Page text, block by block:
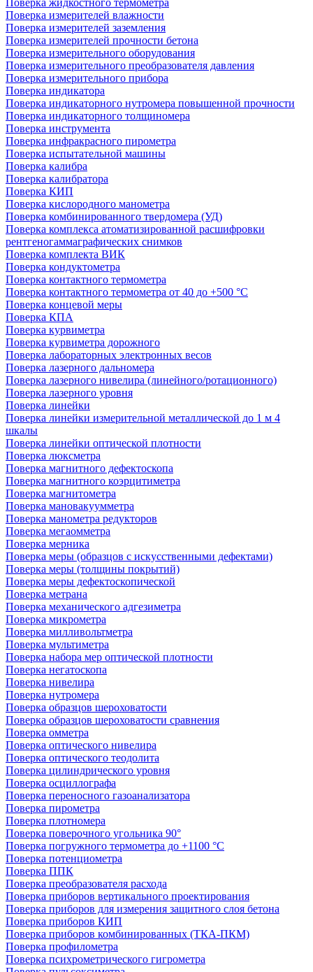
Поверка жидкостного термометра
Поверка измерителей влажности
Поверка измерителей заземления
Поверка измерителей прочности бетона
Поверка измерительного оборудования
Поверка измерительного преобразователя давления
Поверка измерительного прибора
Поверка индикатора
Поверка индикаторного нутромера повышенной прочности
Поверка индикаторного толщиномера
Поверка инструмента
Поверка инфракрасного пирометра
Поверка испытательной машины
Поверка калибра
Поверка калибратора
Поверка КИП
Поверка кислородного манометра
Поверка комбинированного твердомера (УД)
Поверка комплекса атоматизированной расшифровки
рентгеногаммаграфических снимков
Поверка комплекта ВИК
Поверка кондуктометра
Поверка контактного термометра
Поверка контактного термометра от 40 до +500 °С
Поверка концевой меры
Поверка КПА
Поверка курвиметра
Поверка курвиметра дорожного
Поверка лабораторных электронных весов
Поверка лазерного дальномера
Поверка лазерного нивелира (линейного/ротационного)
Поверка лазерного уровня
Поверка линейки
Поверка линейки измерительной металлической до 1 м 4
шкалы
Поверка линейки оптической плотности
Поверка люксметра
Поверка магнитного дефектоскопа
Поверка магнитного коэрцитиметра
Поверка магнитометра
Поверка мановакуумметра
Поверка манометра редукторов
Поверка мегаомметра
Поверка мерника
Поверка меры (образцов с искусственными дефектами)
Поверка меры (толщины покрытий)
Поверка меры дефектоскопической
Поверка метрана
Поверка механического адгезиметра
Поверка микрометра
Поверка милливольтметра
Поверка мультиметра
Поверка набора мер оптической плотности
Поверка негатоскопа
Поверка нивелира
Поверка нутромера
Поверка образцов шероховатости
Поверка образцов шероховатости сравнения
Поверка омметра
Поверка оптического нивелира
Поверка оптического теодолита
Поверка цилиндрического уровня
Поверка осциллографа
Поверка переносного газоанализатора
Поверка пирометра
Поверка плотномера
Поверка поверочного угольника 90°
Поверка погружного термометра до +1100 °С
Поверка потенциометра
Поверка ППК
Поверка преобразователя расхода
Поверка приборов вертикального проектирования
Поверка приборов для измерения защитного слоя бетона
Поверка приборов КИП
Поверка приборов комбинированных (ТКА-ПКМ)
Поверка профилометра
Поверка психрометрического гигрометра